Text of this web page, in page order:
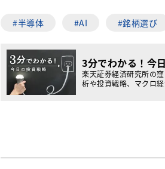
#半導体 #AI #銘柄選び
3分でわかる！今
楽天証券経済研究所の
析や投資戦略、マクロ